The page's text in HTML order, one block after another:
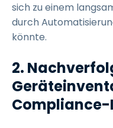
sich zu einem
durch
könnte.
2.
Compliance-